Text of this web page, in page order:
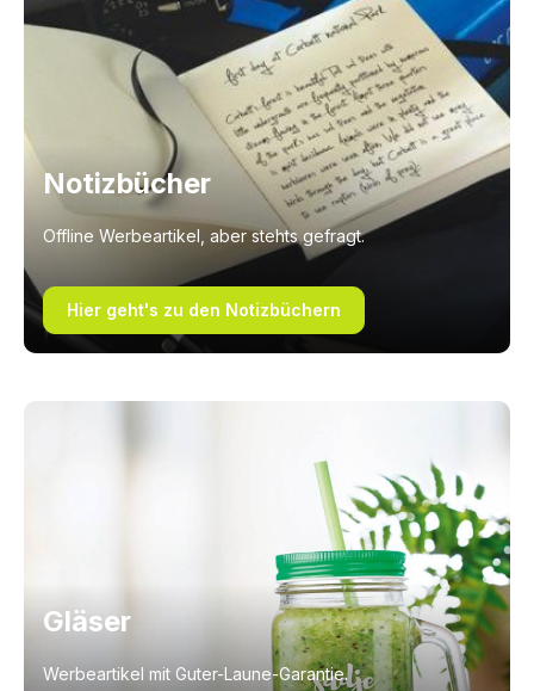
Notizbücher
Offline Werbeartikel, aber stehts gefragt.
Hier geht's zu den Notizbüchern
Gläser
Werbeartikel mit Guter-Laune-Garantie.